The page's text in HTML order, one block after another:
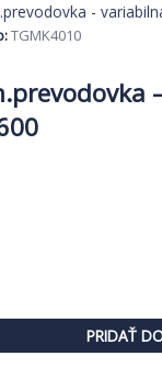
TGMK4010
€.
PRIDAŤ